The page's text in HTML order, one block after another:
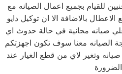
للقيام بجميع اعمال الصيانه مع
بالاضافة الا ان توكيل دايو
صيانه مجانية في حالة حدوث اي
الصيانه معنا سوف تكون اجهزتكم
وتغير لاي من قطع الغيار عند